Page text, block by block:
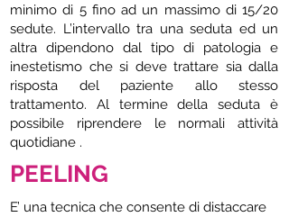
minimo di 5 fino ad un massimo di 15/20
sedute. L’intervallo tra una seduta ed un
altra dipendono dal tipo di patologia e
inestetismo che si deve trattare sia dalla
risposta del paziente allo stesso
trattamento. Al termine della seduta è
possibile riprendere le normali attività
quotidiane .
PEELING
E’ una tecnica che consente di distaccare